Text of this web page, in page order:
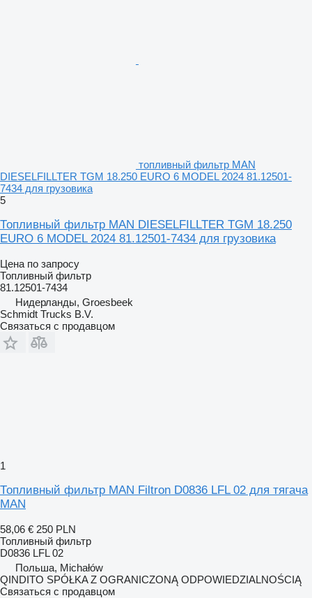
топливный фильтр MAN
DIESELFILLTER TGM 18.250 EURO 6 MODEL 2024 81.12501-
7434 для грузовика
5
Топливный фильтр MAN DIESELFILLTER TGM 18.250
EURO 6 MODEL 2024 81.12501-7434 для грузовика
Цена по запросу
Топливный фильтр
81.12501-7434
Нидерланды, Groesbeek
Schmidt Trucks B.V.
Связаться с продавцом
1
Топливный фильтр MAN Filtron D0836 LFL 02 для тягача
MAN
58,06 € 250 PLN
Топливный фильтр
D0836 LFL 02
Польша, Michałów
QINDITO SPÓŁKA Z OGRANICZONĄ ODPOWIEDZIALNOŚCIĄ
Связаться с продавцом